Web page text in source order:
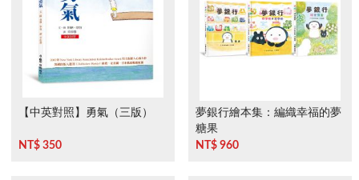
【中英對照】勇氣（三版）
NT$ 350
夢銀行繪本集：編織幸福的夢
糖果
NT$ 960